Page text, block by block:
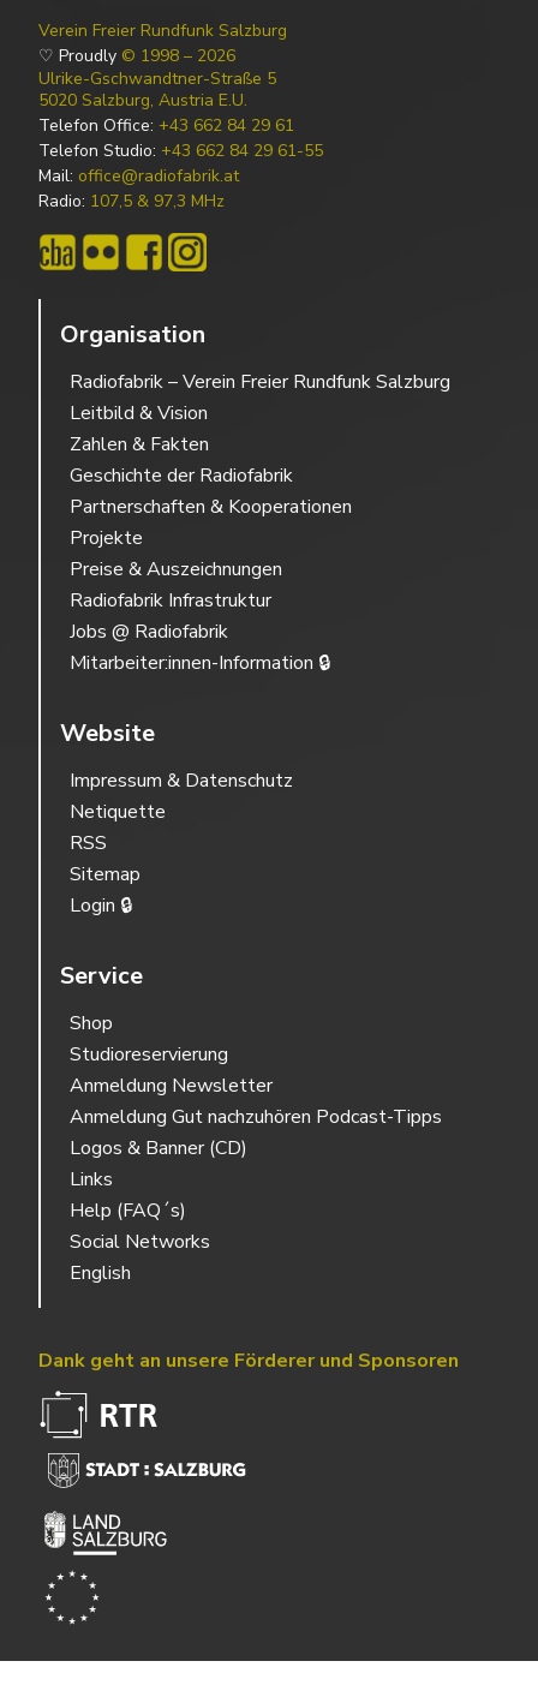
Verein Freier Rundfunk Salzburg
♡ Proudly © 1998 – 2026
Ulrike-Gschwandtner-Straße 5
5020 Salzburg, Austria E.U.
Telefon Office: +43 662 84 29 61
Telefon Studio: +43 662 84 29 61-55
Mail: office@radiofabrik.at
Radio: 107,5 & 97,3 MHz
Organisation
Radiofabrik – Verein Freier Rundfunk Salzburg
Leitbild & Vision
Zahlen & Fakten
Geschichte der Radiofabrik
Partnerschaften & Kooperationen
Projekte
Preise & Auszeichnungen
Radiofabrik Infrastruktur
Jobs @ Radiofabrik
Mitarbeiter:innen-Information 🔒
Website
Impressum & Datenschutz
Netiquette
RSS
Sitemap
Login 🔒
Service
Shop
Studioreservierung
Anmeldung Newsletter
Anmeldung Gut nachzuhören Podcast-Tipps
Logos & Banner (CD)
Links
Help (FAQ´s)
Social Networks
English
Dank geht an unsere Förderer und Sponsoren